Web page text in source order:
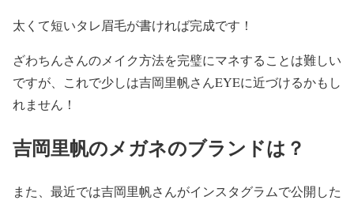
太くて短いタレ眉毛が書ければ完成です！
ざわちんさんのメイク方法を完璧にマネすることは難しい
ですが、これで少しは吉岡里帆さんEYEに近づけるかもし
れません！
吉岡里帆のメガネのブランドは？
また、最近では吉岡里帆さんがインスタグラムで公開した